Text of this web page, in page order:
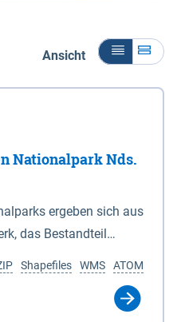
Ansicht
Nationalpark Nds.
ergeben sich aus
das Bestandteil
(Anlage 2), 2.
: 5 000 (AK5) im
ATOM
WMS
Shapefiles